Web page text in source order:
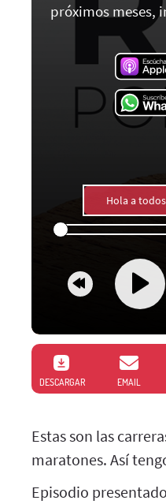
próximos meses,
Hola a
DESCARGAR EMAIL
Estas son las
maratones. Así
Episodio